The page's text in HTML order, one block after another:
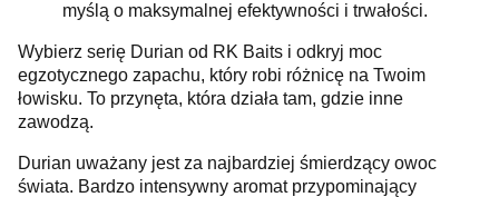
myślą o maksymalnej efektywności i trwałości.
Wybierz serię Durian od RK Baits i odkryj moc
egzotycznego zapachu, który robi różnicę na Twoim
łowisku. To przynęta, która działa tam, gdzie inne
zawodzą.
Durian uważany jest za najbardziej śmierdzący owoc
świata. Bardzo intensywny aromat przypominający